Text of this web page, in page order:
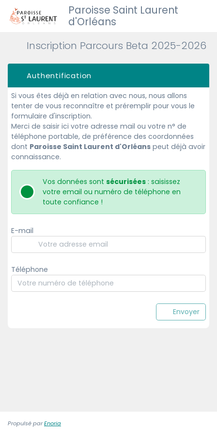
Paroisse Saint Laurent
d'Orléans
Inscription Parcours Beta 2025-2026
Authentification
Si vous êtes déjà en relation avec nous, nous allons
tenter de vous reconnaître et préremplir pour vous le
formulaire d'inscription.
Merci de saisir ici votre adresse mail ou votre n° de
téléphone portable, de préférence des coordonnées
dont Paroisse Saint Laurent d'Orléans peut déjà avoir
connaissance.
Vos données sontsécurisées : saisissez
votre email ou numéro de téléphone en
toute confiance !
E-mail
Téléphone
Envoyer
Propulsé parEnoria